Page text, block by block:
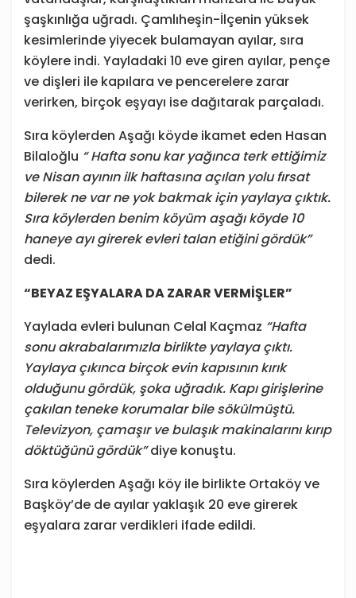
şaşkınlığa uğradı. Çamlıheşin-İlçenin yüksek
kesimlerinde yiyecek bulamayan ayılar, sıra
köylere indi. Yayladaki 10 eve giren ayılar, pençe
ve dişleri ile kapılara ve pencerelere zarar
verirken, birçok eşyayı ise dağıtarak parçaladı.
Sıra köylerden Aşağı köyde ikamet eden Hasan
Bilaloğlu “ Hafta sonu kar yağınca terk ettiğimiz
ve Nisan ayının ilk haftasına açılan yolu fırsat
bilerek ne var ne yok bakmak için yaylaya çıktık.
Sıra köylerden benim köyüm aşağı köyde 10
haneye ayı girerek evleri talan etiğini gördük”
dedi.
“BEYAZ EŞYALARA DA ZARAR VERMİŞLER”
Yaylada evleri bulunan Celal Kaçmaz “Hafta
sonu akrabalarımızla birlikte yaylaya çıktı.
Yaylaya çıkınca birçok evin kapısının kırık
olduğunu gördük, şoka uğradık. Kapı girişlerine
çakılan teneke korumalar bile sökülmüştü.
Televizyon, çamaşır ve bulaşık makinalarını kırıp
döktüğünü gördük”diye konuştu.
Sıra köylerden Aşağı köy ile birlikte Ortaköy ve
Başköy’de de ayılar yaklaşık 20 eve girerek
eşyalara zarar verdikleri ifade edildi.